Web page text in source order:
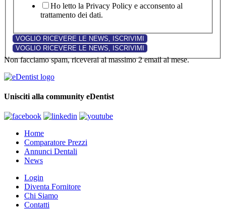
Ho letto la Privacy Policy e acconsento al
trattamento dei dati.
Non facciamo spam, riceverai al massimo 2 email al mese.
Unisciti alla community eDentist
Home
Comparatore Prezzi
Annunci Dentali
News
Login
Diventa Fornitore
Chi Siamo
Contatti